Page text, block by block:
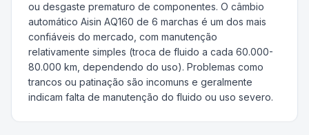
ou desgaste prematuro de componentes. O câmbio
automático Aisin AQ160 de 6 marchas é um dos mais
confiáveis do mercado, com manutenção
relativamente simples (troca de fluido a cada 60.000-
80.000 km, dependendo do uso). Problemas como
trancos ou patinação são incomuns e geralmente
indicam falta de manutenção do fluido ou uso severo.